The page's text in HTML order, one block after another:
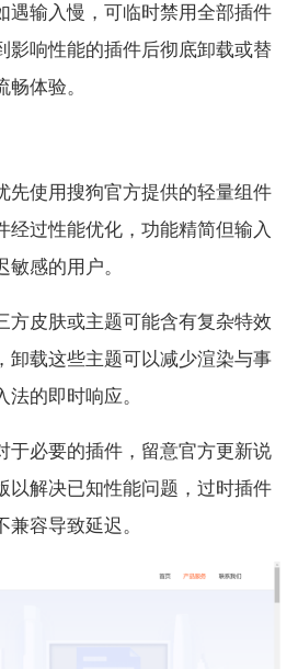
遇输入慢，可临时禁用全部插件
影响性能的插件后彻底卸载或替
体验。
先使用搜狗官方提供的轻量组件
经过性能优化，功能精简但输入
感的用户。
方皮肤或主题可能含有复杂特效
卸载这些主题可以减少渲染与事
的即时响应。
于必要的插件，留意官方更新说
以解决已知性能问题，过时插件
容导致延迟。